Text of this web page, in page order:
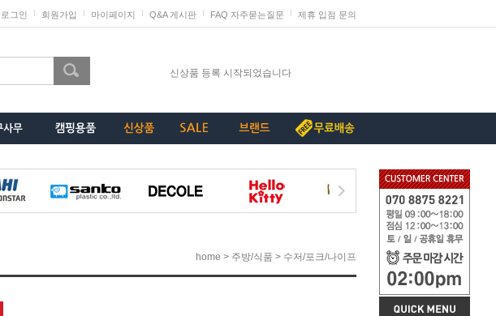
로그인 회원가입 마이페이지 Q&A 게시판 FAQ 자주묻는질문 제휴 입점 문의
[중요+긴급]특허침해 상품에 대한 삭제요청
신상품 등록 시작되었습니다
계약종료상품(단종) 리스트_230907
home > 주방/식품 > 수저/포크/나이프